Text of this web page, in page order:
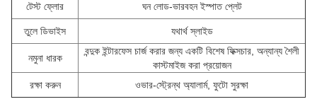
টেস্ট ফ্লোর ঘন লোড-ভারবহন ইস্পাত প্লেট
তুলে ডিভাইস যথার্থ স্লাইড
নমুনা ধারক
বন্দুক ইন্টারফেস চার্জ করার জন্য একটি বিশেষ ফিক্সচার, অন্যান্য শৈলী
কাস্টমাইজ করা প্রয়োজন
রক্ষা করুন
ওভার-স্ট্রেন্থ অ্যালার্ম, ফুটো সুরক্ষা